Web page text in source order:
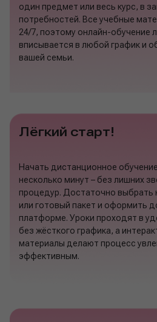
один предмет или весь курс, в
потребностей. Все учебные
24/7, поэтому онлайн-обучение
вписывается в любой график и
вашей семьи.
Лёгкий старт!
Начать дистанционное
несколько минут – без лишних
процедур. Достаточно выбрать
или готовый пакет и оформить
платформе. Уроки проходят в
без жёсткого графика, а
материалы делают процесс
эффективным.